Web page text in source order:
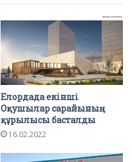
Елордада екінші
Оқушылар сарайының
құрылысы басталды
16.02.2022